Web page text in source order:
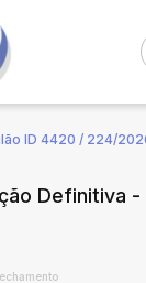
chave
ID 4420 / 224/
Definitiva